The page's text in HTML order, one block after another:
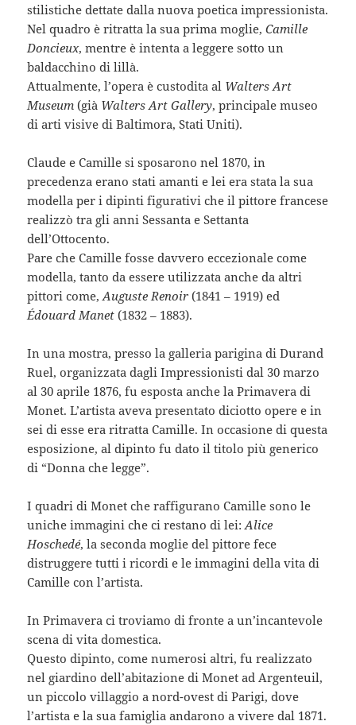
stilistiche dettate dalla nuova poetica impressionista.
Nel quadro è ritratta la sua prima moglie,Camille
Doncieux, mentre è intenta a leggere sotto un
baldacchino di lillà.
Attualmente, l’opera è custodita al Walters Art
Museum (già Walters Art Gallery, principale museo
di arti visive di Baltimora, Stati Uniti).
Claude e Camille si sposarono nel 1870, in
precedenza erano stati amanti e lei era stata la sua
modella per i dipinti figurativi che il pittore francese
realizzò tra gli anni Sessanta e Settanta
dell’Ottocento.
Pare che Camille fosse davvero eccezionale come
modella, tanto da essere utilizzata anche da altri
pittori come,Auguste Renoir (1841 – 1919) ed
Édouard Manet (1832 – 1883).
In una mostra, presso la galleria parigina di Durand
Ruel, organizzata dagli Impressionisti dal 30 marzo
al 30 aprile 1876, fu esposta anche la Primavera di
Monet. L’artista aveva presentato diciotto opere e in
sei di esse era ritratta Camille. In occasione di questa
esposizione, al dipinto fu dato il titolo più generico
di “Donna che legge”.
I quadri di Monet che raffigurano Camille sono le
uniche immagini che ci restano di lei:Alice
Hoschedé, la seconda moglie del pittore fece
distruggere tutti i ricordi e le immagini della vita di
Camille con l’artista.
In Primavera ci troviamo di fronte a un’incantevole
scena di vita domestica.
Questo dipinto, come numerosi altri, fu realizzato
nel giardino dell’abitazione di Monet ad Argenteuil,
un piccolo villaggio a nord-ovest di Parigi, dove
l’artista e la sua famiglia andarono a vivere dal 1871.